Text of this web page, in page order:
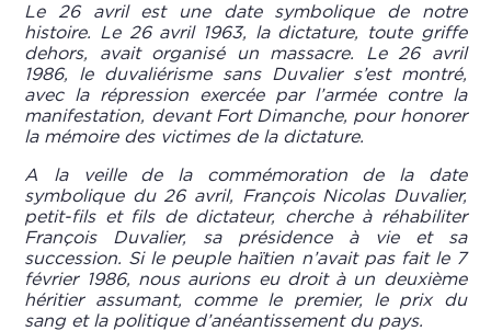
Le 26 avril est une date symbolique de notre
histoire. Le 26 avril 1963, la dictature, toute griffe
dehors, avait organisé un massacre. Le 26 avril
1986, le duvaliérisme sans Duvalier s’est montré,
avec la répression exercée par l’armée contre la
manifestation, devant Fort Dimanche, pour honorer
la mémoire des victimes de la dictature.
A la veille de la commémoration de la date
symbolique du 26 avril, François Nicolas Duvalier,
petit-fils et fils de dictateur, cherche à réhabiliter
François Duvalier, sa présidence à vie et sa
succession. Si le peuple haïtien n’avait pas fait le 7
février 1986, nous aurions eu droit à un deuxième
héritier assumant, comme le premier, le prix du
sang et la politique d’anéantissement du pays.